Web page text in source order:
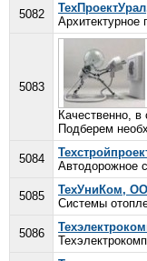
5082
Архитектурное
5083
Качественно,
Подберем
5084
Автодорожное
5085
ТехУниКом,
Системы
5086